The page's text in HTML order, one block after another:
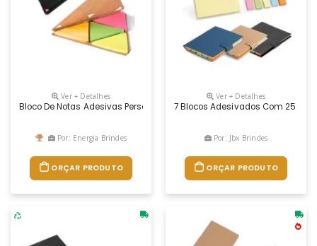
Ver + Detalhes
Bloco De Notas Adesivas Personalizado
Por: Energia Brindes
ORÇAR PRODUTO
Ver + Detalhes
7 Blocos Adesivados Com 25
Por: Jbx Brindes
ORÇAR PRODUTO